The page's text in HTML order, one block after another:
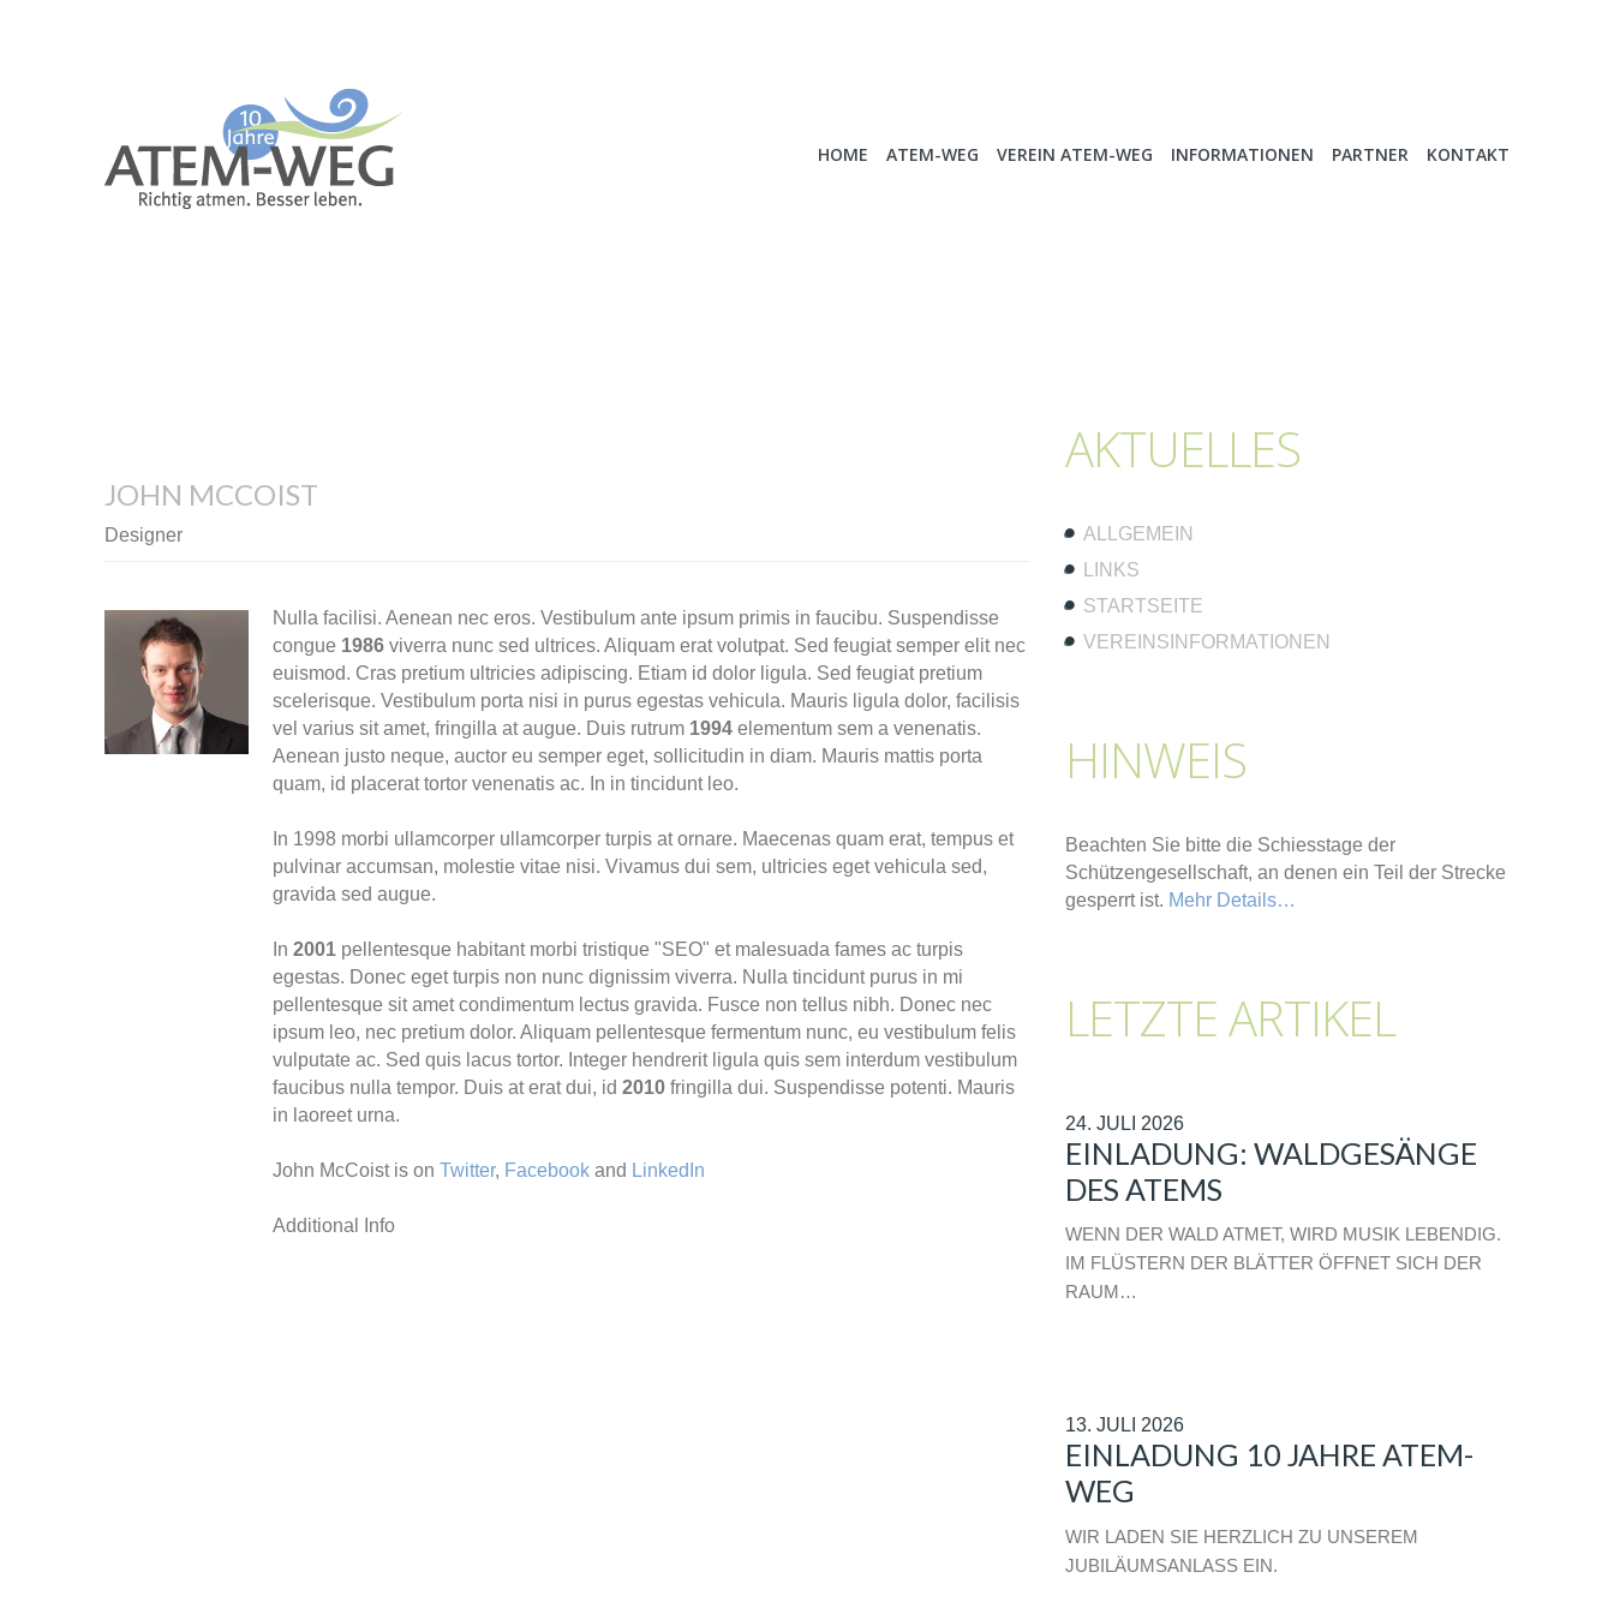
HOME ATEM-WEG VEREIN ATEM-WEG INFORMATIONEN PARTNER KONTAKT
JOHN MCCOIST
Designer
Nulla facilisi. Aenean nec eros. Vestibulum ante ipsum primis in faucibu. Suspendisse
congue 1986 viverra nunc sed ultrices. Aliquam erat volutpat. Sed feugiat semper elit nec
euismod. Cras pretium ultricies adipiscing. Etiam id dolor ligula. Sed feugiat pretium
scelerisque. Vestibulum porta nisi in purus egestas vehicula. Mauris ligula dolor, facilisis
vel varius sit amet, fringilla at augue. Duis rutrum 1994 elementum sem a venenatis.
Aenean justo neque, auctor eu semper eget, sollicitudin in diam. Mauris mattis porta
quam, id placerat tortor venenatis ac. In in tincidunt leo.
In 1998 morbi ullamcorper ullamcorper turpis at ornare. Maecenas quam erat, tempus et
pulvinar accumsan, molestie vitae nisi. Vivamus dui sem, ultricies eget vehicula sed,
gravida sed augue.
In 2001 pellentesque habitant morbi tristique "SEO" et malesuada fames ac turpis
egestas. Donec eget turpis non nunc dignissim viverra. Nulla tincidunt purus in mi
pellentesque sit amet condimentum lectus gravida. Fusce non tellus nibh. Donec nec
ipsum leo, nec pretium dolor. Aliquam pellentesque fermentum nunc, eu vestibulum felis
vulputate ac. Sed quis lacus tortor. Integer hendrerit ligula quis sem interdum vestibulum
faucibus nulla tempor. Duis at erat dui, id 2010 fringilla dui. Suspendisse potenti. Mauris
in laoreet urna.
John McCoist is on Twitter, Facebook and LinkedIn
Additional Info
AKTUELLES
ALLGEMEIN
LINKS
STARTSEITE
VEREINSINFORMATIONEN
HINWEIS
Beachten Sie bitte die Schiesstage der
Schützengesellschaft, an denen ein Teil der Strecke
gesperrt ist. Mehr Details…
LETZTE ARTIKEL
24. JULI 2026
EINLADUNG: WALDGESÄNGE
DES ATEMS
WENN DER WALD ATMET, WIRD MUSIK LEBENDIG.
IM FLÜSTERN DER BLÄTTER ÖFFNET SICH DER
RAUM…
13. JULI 2026
EINLADUNG 10 JAHRE ATEM-
WEG
WIR LADEN SIE HERZLICH ZU UNSEREM
JUBILÄUMSANLASS EIN.